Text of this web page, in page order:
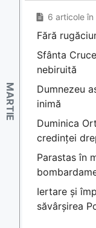
6 articole în
Fără
Sfânta
nebiruită
Dumnezeu
inimă
Duminica
credinței
Parastas în
Iertare și
săvârșirea